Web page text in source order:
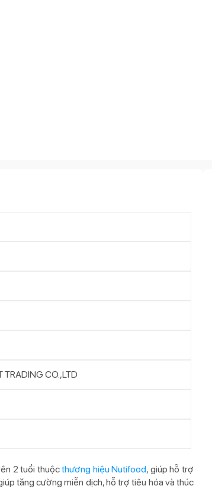
TRADING CO.,LTD
2 tuổi thuộcthương hiệu Nutifood, giúp hỗ trợ
tăng cường miễn dịch, hỗ trợ tiêu hóa và thúc